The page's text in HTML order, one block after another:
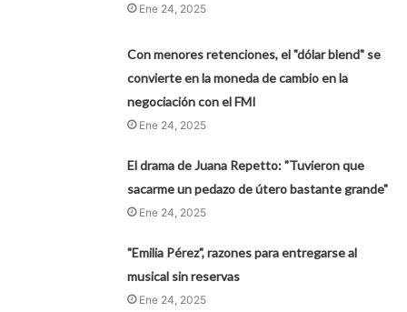
Ene 24, 2025
Con menores retenciones, el "dólar blend" se
convierte en la moneda de cambio en la
negociación con el FMI
Ene 24, 2025
El drama de Juana Repetto: "Tuvieron que
sacarme un pedazo de útero bastante grande"
Ene 24, 2025
"Emilia Pérez", razones para entregarse al
musical sin reservas
Ene 24, 2025